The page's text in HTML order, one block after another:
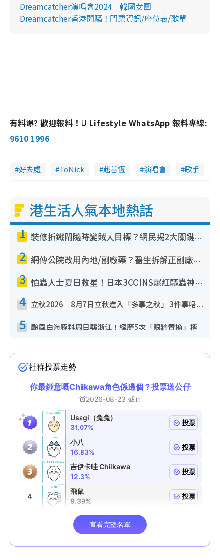
Dreamcatcher演唱會2024｜韓國女團
Dreamcatcher香港開騷！門票資訊/座位表/歌單
有料爆? 歡迎報料！U Lifestyle WhatsApp 報料專線:
9610 1996
好去處 ToNick 趙善恆 演唱會 歌手
港生活人氣本地熱話
1 裝修拆鐵閘隨時變賊人目標？網民揭2大關鍵用途：裝新式等於白裝？附新舊鐵閘分別
2 網傳公院改用內地/副廠藥？醫生拆解正副廠分別 揭4類人換藥隨時出事
3 怕蟲人士夏日救星！日本3COINS爆紅驅蟲神器$45起 1招「全程免觸碰」輕鬆搞定小強
4 立秋2026｜8月7日立秋進入「多事之秋」 3件事唔做得！專家教6招開運 清枱頭／銀包納氣接好運
5 颱風白海豚料周日襲浙江！經歷5次「眼牆置換」極罕見 成登陸內地最長途颱風